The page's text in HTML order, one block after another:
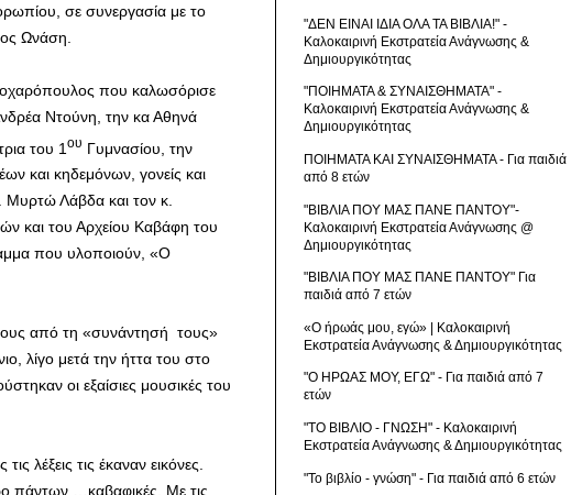
σε συνεργασία με το
Ωνάση.
που καλωσόρισε
Ντούνη, την κα Αθηνά
του 1ου Γυμνασίου, την
και κηδεμόνων, γονείς και
Μυρτώ Λάβδα και τον κ.
και του Αρχείου Καβάφη του
που υλοποιούν, «Ο
τους από τη «συνάντησή τους»
λίγο μετά την ήττα του στο
οι εξαίσιες μουσικές του
λέξεις τις έκαναν εικόνες.
πάντων …καβαφικές. Με τις
"ΔΕΝ ΕΙΝΑΙ ΙΔΙΑ ΟΛΑ ΤΑ ΒΙΒΛΙΑ!" -
Καλοκαιρινή Εκστρατεία Ανάγνωσης &
Δημιουργικότητας
"ΠΟΙΗΜΑΤΑ & ΣΥΝΑΙΣΘΗΜΑΤΑ" -
Καλοκαιρινή Εκστρατεία Ανάγνωσης &
Δημιουργικότητας
ΠΟΙΗΜΑΤΑ ΚΑΙ ΣΥΝΑΙΣΘΗΜΑΤΑ - Για παιδιά
από 8 ετών
"ΒΙΒΛΙΑ ΠΟΥ ΜΑΣ ΠΑΝΕ ΠΑΝΤΟΥ"-
Καλοκαιρινή Εκστρατεία Ανάγνωσης @
Δημιουργικότητας
"ΒΙΒΛΙΑ ΠΟΥ ΜΑΣ ΠΑΝΕ ΠΑΝΤΟΥ" Για
παιδιά από 7 ετών
«Ο ήρωάς μου, εγώ» | Καλοκαιρινή
Εκστρατεία Ανάγνωσης & Δημιουργικότητας
"Ο ΗΡΩΑΣ ΜΟΥ, ΕΓΩ" - Για παιδιά από 7
ετών
"ΤΟ ΒΙΒΛΙΟ - ΓΝΩΣΗ" - Καλοκαιρινή
Εκστρατεία Ανάγνωσης & Δημιουργικότητας
"Το βιβλίο - γνώση" - Για παιδιά από 6 ετών